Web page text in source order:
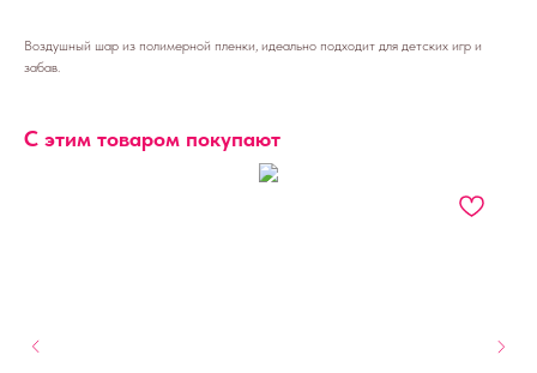
Воздушный шар из полимерной пленки, идеально подходит для детских игр и
забав.
С этим товаром покупают